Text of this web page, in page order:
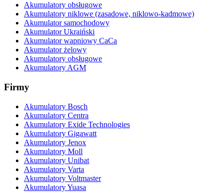
Akumulatory obsługowe
Akumulatory niklowe (zasadowe, niklowo-kadmowe)
Akumulator samochodowy
Akumulator Ukraiński
Akumulator wapniowy CaCa
Akumulator żelowy
Akumulatory obsługowe
Akumulatory AGM
Firmy
Akumulatory Bosch
Akumulatory Centra
Akumulatory Exide Technologies
Akumulatory Gigawatt
Akumulatory Jenox
Akumulatory Moll
Akumulatory Unibat
Akumulatory Varta
Akumulatory Voltmaster
Akumulatory Yuasa